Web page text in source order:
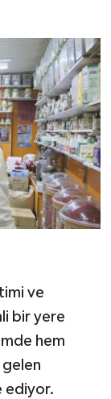
ve
bir yere
hem
gelen
ediyor.